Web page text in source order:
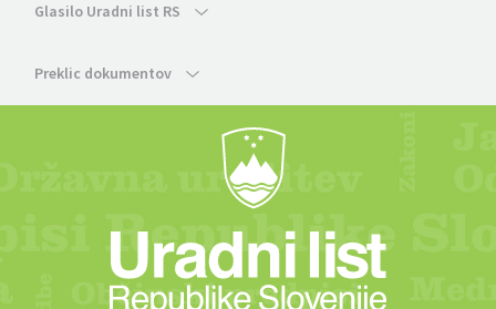
Glasilo Uradni list RS
Preklic dokumentov